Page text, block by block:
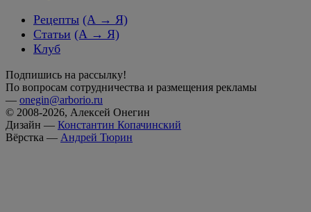
Рецепты (А → Я)
Статьи (А → Я)
Клуб
Подпишись на рассылку!
По вопросам сотрудничества и размещения рекламы
— onegin@arborio.ru
© 2008-2026, Алексей Онегин
Дизайн — Константин Копачинский
Вёрстка — Андрей Тюрин